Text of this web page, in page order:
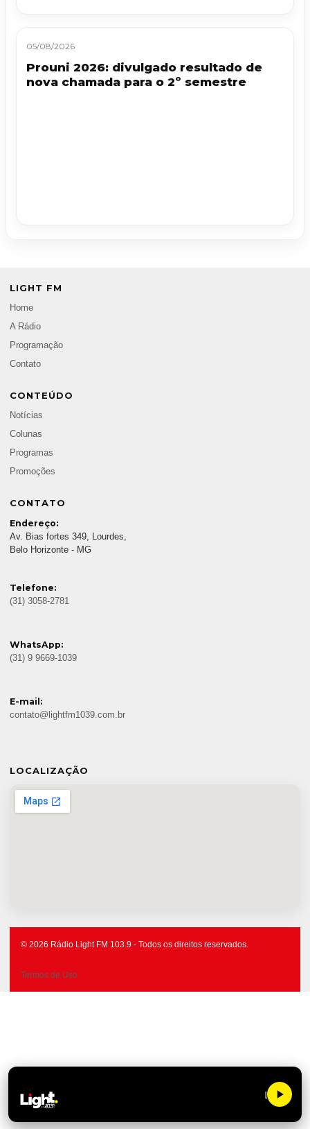
05/08/2026
Prouni 2026: divulgado resultado de
nova chamada para o 2º semestre
LIGHT FM
Home
A Rádio
Programação
Contato
CONTEÚDO
Notícias
Colunas
Programas
Promoções
CONTATO
Endereço:
Av. Bias fortes 349, Lourdes,
Belo Horizonte - MG
Telefone:
(31) 3058-2781
WhatsApp:
(31) 9 9669-1039
E-mail:
contato@lightfm1039.com.br
LOCALIZAÇÃO
© 2026 Rádio Light FM 103.9 - Todos os direitos reservados.
Termos de Uso
Light FM